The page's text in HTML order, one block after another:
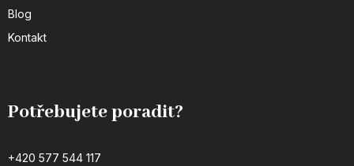
Blog
Kontakt
Potřebujete poradit?
+420 577 544 117